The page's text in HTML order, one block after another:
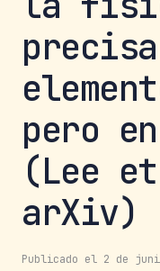
pero
(Lee
arXiv)
Publicado el 2 de